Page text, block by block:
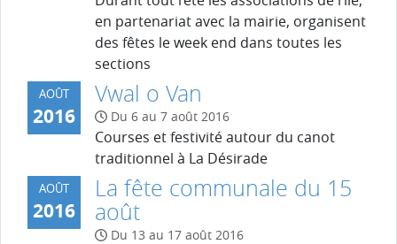
en partenariat avec la mairie, organisent
des fêtes le week end dans toutes les
sections
AOÛT
2016
Vwal o Van
Du 6 au 7 août 2016
Courses et festivité autour du canot
traditionnel à La Désirade
AOÛT
2016
La fête communale du 15
août
Du 13 au 17 août 2016